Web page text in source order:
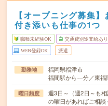
【オープニング募集
付き添いも仕事の1つ
職種未経験OK 交通費別途支給あり
WEB登録OK 派遣
勤務地
福岡県福津市
福間駅から---分／東
曜日頻度
週3日～（週2日～も
の曜日があればご相談